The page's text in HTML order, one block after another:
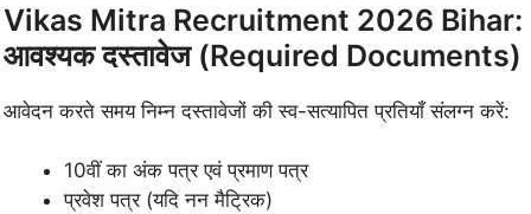
Vikas Mitra Recruitment 2026 Bihar:
आवश्यक दस्तावेज (Required Documents)
आवेदन करते समय निम्न दस्तावेजों की स्व-सत्यापित प्रतियाँ संलग्न करें:
10वीं का अंक पत्र एवं प्रमाण पत्र
प्रवेश पत्र (यदि नन मैट्रिक)